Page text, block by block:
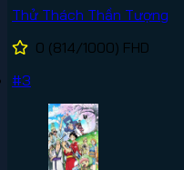
Thử Thách Thần Tượng
0 (814/1000) FHD
#3